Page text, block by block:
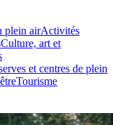
plein airActivités
Culture, art et
et centres de plein
Tourisme